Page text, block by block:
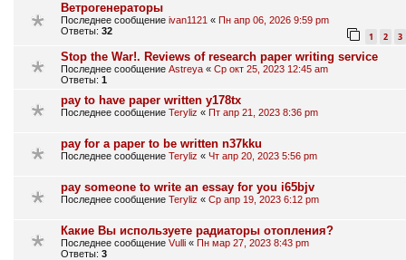
Ветрогенераторы
Последнее сообщение ivan1121 « Пн апр 06, 2026 9:59 pm
Ответы: 32 1 2 3
Stop the War!. Reviews of research paper writing service
Последнее сообщение Astreya « Ср окт 25, 2023 12:45 am
Ответы: 1
pay to have paper written y178tx
Последнее сообщение Teryliz « Пт апр 21, 2023 8:36 pm
pay for a paper to be written n37kku
Последнее сообщение Teryliz « Чт апр 20, 2023 5:56 pm
pay someone to write an essay for you i65bjv
Последнее сообщение Teryliz « Ср апр 19, 2023 6:12 pm
Какие Вы используете радиаторы отопления?
Последнее сообщение Vulli « Пн мар 27, 2023 8:43 pm
Ответы: 3